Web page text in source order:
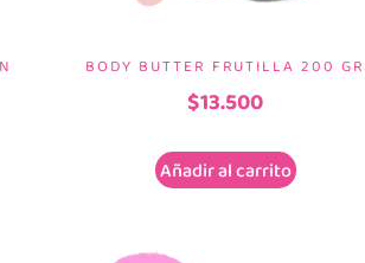
BODY BUTTER FRUTILLA 200 GR
$13.500
Añadir al carrito